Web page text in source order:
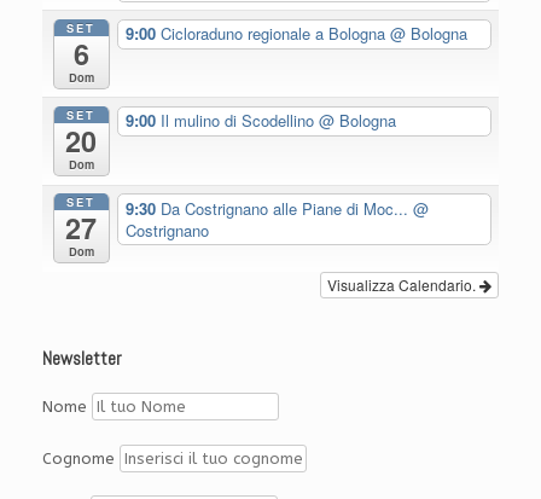
SET
6
Dom
9:00 Cicloraduno regionale a Bologna @ Bologna
SET
20
Dom
9:00 Il mulino di Scodellino @ Bologna
SET
27
Dom
9:30 Da Costrignano alle Piane di Moc... @
Costrignano
Visualizza Calendario.
Newsletter
Nome
Cognome